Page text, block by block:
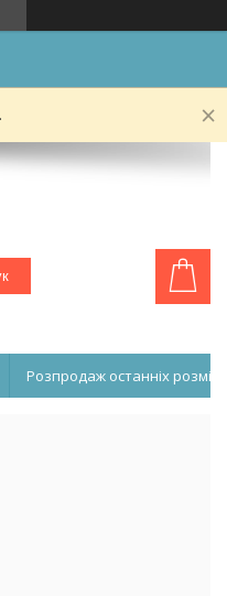
Розпродаж останніх